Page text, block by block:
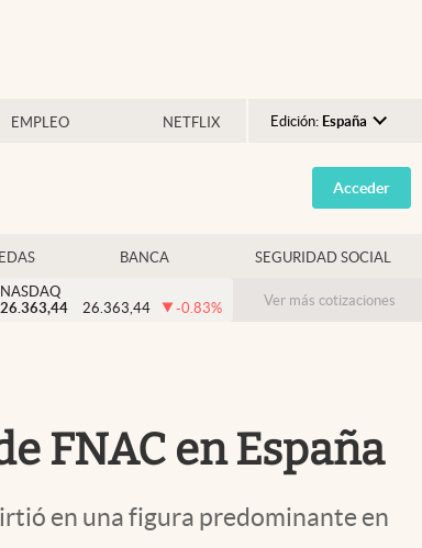
EMPLEO NETFLIX Edición: España
Argentina
España
USA
Colombia
Acceder
BANCA SEGURIDAD SOCIAL
NASDAQ
26.363,44
26.363,44 -0.83% Ver más cotizaciones
FNAC en España
en una figura predominante en